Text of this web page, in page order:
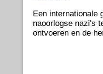
Een internationale
naoorlogse nazi's
ontvoeren en de